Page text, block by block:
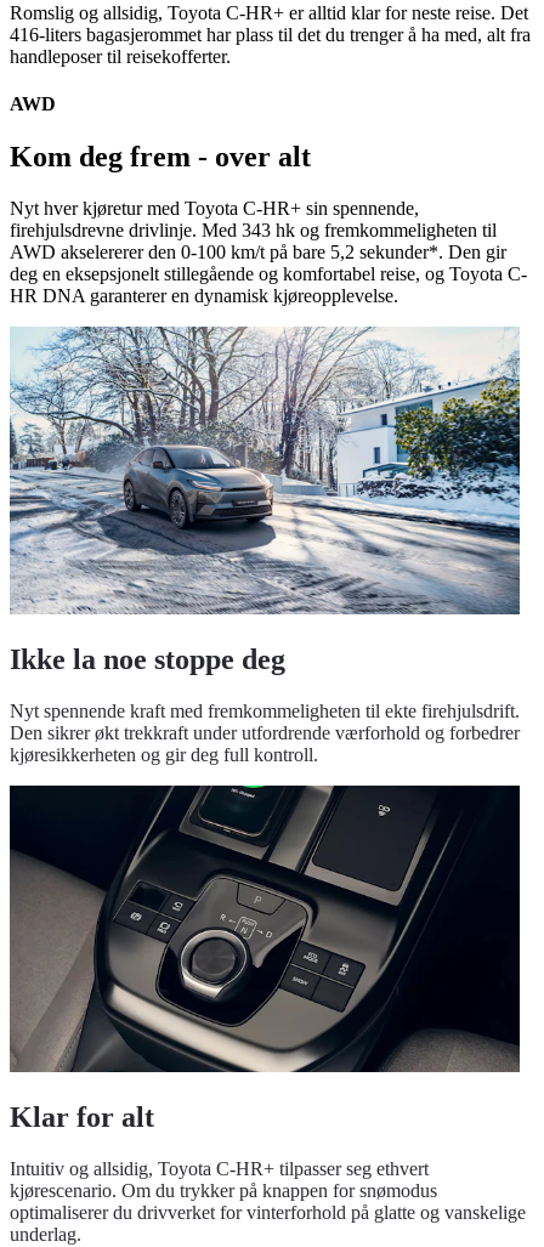
Romslig og allsidig, Toyota C-HR+ er alltid klar for neste reise. Det
416-liters bagasjerommet har plass til det du trenger å ha med, alt fra
handleposer til reisekofferter.
AWD
Kom deg frem - over alt
Nyt hver kjøretur med Toyota C-HR+ sin spennende,
firehjulsdrevne drivlinje. Med 343 hk og fremkommeligheten til
AWD akselererer den 0-100 km/t på bare 5,2 sekunder*. Den gir
deg en eksepsjonelt stillegående og komfortabel reise, og Toyota C-
HR DNA garanterer en dynamisk kjøreopplevelse.
Ikke la noe stoppe deg
Nyt spennende kraft med fremkommeligheten til ekte firehjulsdrift.
Den sikrer økt trekkraft under utfordrende værforhold og forbedrer
kjøresikkerheten og gir deg full kontroll.
Klar for alt
Intuitiv og allsidig, Toyota C-HR+ tilpasser seg ethvert
kjørescenario. Om du trykker på knappen for snømodus
optimaliserer du drivverket for vinterforhold på glatte og vanskelige
underlag.